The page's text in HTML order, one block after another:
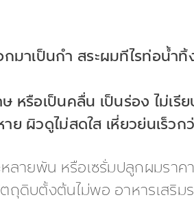
าเป็นกำ สระผมทีไรท่อน้ำทิ้
หรือเป็นคลื่น เป็นร่อง ไม่เรีย
ย ผิวดูไม่สดใส เหี่ยวย่นเร็ว
หลายพัน หรือเซรั่มปลูกผมร
ถุดิบตั้งต้นไม่พอ อาหารเสริม